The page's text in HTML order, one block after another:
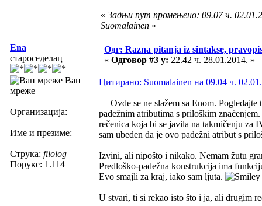
« Задњи пут промењено: 09.07 ч.
Suomalainen »
Ena
староседелац
Ван
мреже
Организација:
Име и презиме:
Струка: filolog
Поруке: 1.114
Одг: Razna pitanja iz sintakse,
« Одговор #3 у: 22.42 ч. 28.01.2014. »
Цитирано: Suomalainen на 09.04 ч.
Ovde se ne slažem sa Enom. Pogledajte
padežnim atributima s priloškim
rečenica koja bi se javila na takmičenju za
sam ubeđen da je ovo padežni atribut s
Izvini, ali nipošto i nikako. Nemam žutu
Predloško-padežna konstrukcija ima
Evo smajli za kraj, iako sam ljuta.
U stvari, ti si rekao isto što i ja, ali drugim